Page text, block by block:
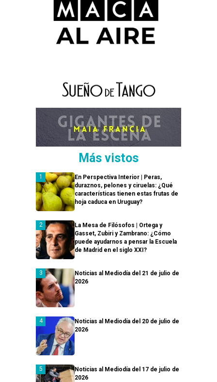
Más vistos
En Perspectiva Interior | Peras,
duraznos, pelones y ciruelas: ¿Qué
características tienen estas frutas de
hoja caduca en Uruguay?
La Mesa de Filósofos | Ortega y
Gasset, Zubiri y Zambrano: ¿Cómo
puede ayudarnos a pensar la Escuela
de Madrid en el siglo XXI?
Noticias al Mediodía del 21 de julio de
2026
Noticias al Mediodía del 20 de julio de
2026
Noticias al Mediodía del 17 de julio de
2026